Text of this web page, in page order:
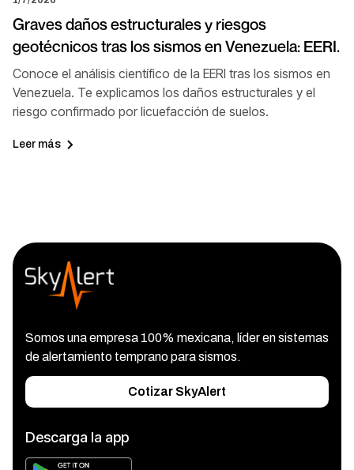
Graves daños estructurales y riesgos
geotécnicos tras los sismos en Venezuela: EERI.
Conoce el análisis científico de la EERI tras los sismos en
Venezuela. Te explicamos los daños estructurales y el
riesgo confirmado por licuefacción de suelos.
Leer más
Somos una empresa 100% mexicana, líder en sistemas
de alertamiento temprano para sismos.
Cotizar SkyAlert
Descarga la app